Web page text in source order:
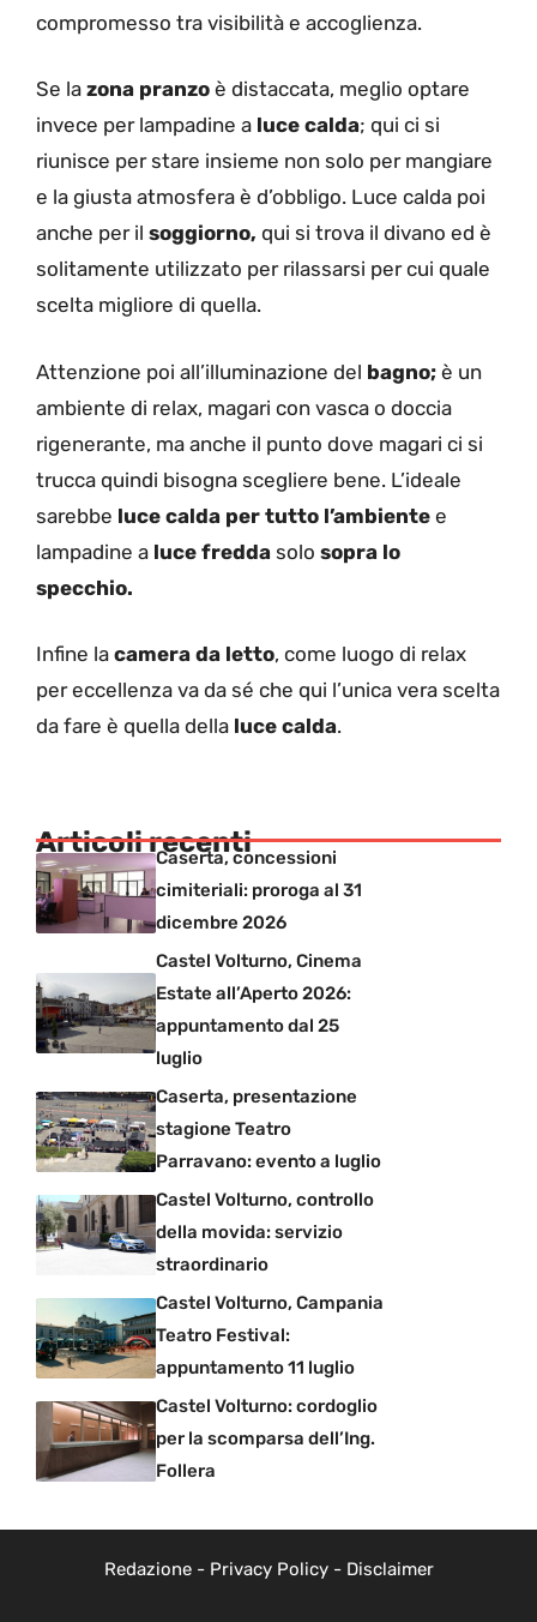
compromesso tra visibilità e accoglienza.
Se la zona pranzo è distaccata, meglio optare
invece per lampadine a luce calda; qui ci si
riunisce per stare insieme non solo per mangiare
e la giusta atmosfera è d’obbligo. Luce calda poi
anche per il soggiorno, qui si trova il divano ed è
solitamente utilizzato per rilassarsi per cui quale
scelta migliore di quella.
Attenzione poi all’illuminazione del bagno; è un
ambiente di relax, magari con vasca o doccia
rigenerante, ma anche il punto dove magari ci si
trucca quindi bisogna scegliere bene. L’ideale
sarebbe luce calda per tutto l’ambiente e
lampadine a luce fredda solo sopra lo
specchio.
Infine la camera da letto, come luogo di relax
per eccellenza va da sé che qui l’unica vera scelta
da fare è quella della luce calda.
Articoli recenti
Caserta, concessioni
cimiteriali: proroga al 31
dicembre 2026
Castel Volturno, Cinema
Estate all’Aperto 2026:
appuntamento dal 25
luglio
Caserta, presentazione
stagione Teatro
Parravano: evento a luglio
Castel Volturno, controllo
della movida: servizio
straordinario
Castel Volturno, Campania
Teatro Festival:
appuntamento 11 luglio
Castel Volturno: cordoglio
per la scomparsa dell’Ing.
Follera
Redazione- Privacy Policy- Disclaimer